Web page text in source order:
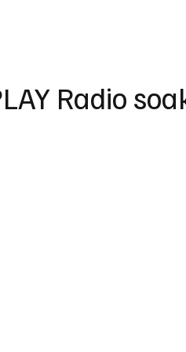
Radio